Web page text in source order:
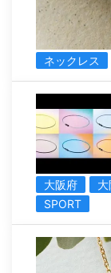
ネックレス
大阪府
SPORT